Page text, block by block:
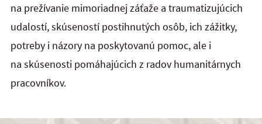
na prežívanie mimoriadnej záťaže a traumatizujúcich
udalostí, skúseností postihnutých osôb, ich zážitky,
potreby i názory na poskytovanú pomoc, ale i
na skúsenosti pomáhajúcich z radov humanitárnych
pracovníkov.